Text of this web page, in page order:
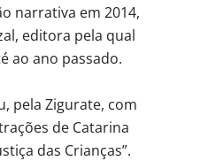
narrativa em 2014,
editora pela qual
ao ano passado.
pela Zigurate, com
de Catarina
das Crianças”.